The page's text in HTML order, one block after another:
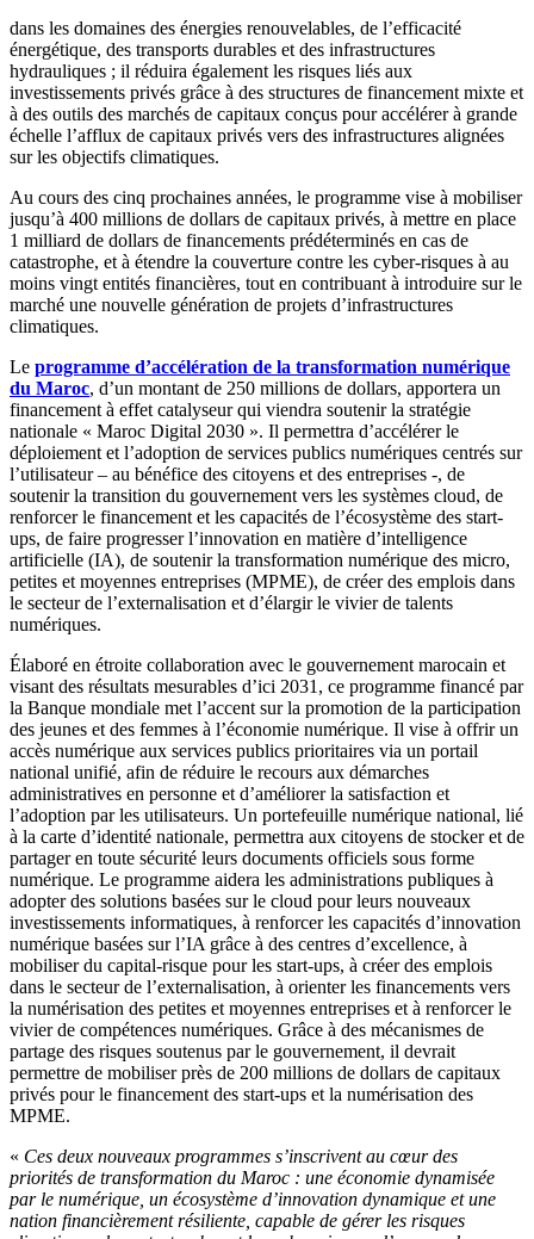
dans les domaines des énergies renouvelables, de l’efficacité
énergétique, des transports durables et des infrastructures
hydrauliques ; il réduira également les risques liés aux
investissements privés grâce à des structures de financement mixte et
à des outils des marchés de capitaux conçus pour accélérer à grande
échelle l’afflux de capitaux privés vers des infrastructures alignées
sur les objectifs climatiques.
Au cours des cinq prochaines années, le programme vise à mobiliser
jusqu’à 400 millions de dollars de capitaux privés, à mettre en place
1 milliard de dollars de financements prédéterminés en cas de
catastrophe, et à étendre la couverture contre les cyber-risques à au
moins vingt entités financières, tout en contribuant à introduire sur le
marché une nouvelle génération de projets d’infrastructures
climatiques.
Le programme d’accélération de la transformation numérique
du Maroc, d’un montant de 250 millions de dollars, apportera un
financement à effet catalyseur qui viendra soutenir la stratégie
nationale « Maroc Digital 2030 ». Il permettra d’accélérer le
déploiement et l’adoption de services publics numériques centrés sur
l’utilisateur – au bénéfice des citoyens et des entreprises -, de
soutenir la transition du gouvernement vers les systèmes cloud, de
renforcer le financement et les capacités de l’écosystème des start-
ups, de faire progresser l’innovation en matière d’intelligence
artificielle (IA), de soutenir la transformation numérique des micro,
petites et moyennes entreprises (MPME), de créer des emplois dans
le secteur de l’externalisation et d’élargir le vivier de talents
numériques.
Élaboré en étroite collaboration avec le gouvernement marocain et
visant des résultats mesurables d’ici 2031, ce programme financé par
la Banque mondiale met l’accent sur la promotion de la participation
des jeunes et des femmes à l’économie numérique. Il vise à offrir un
accès numérique aux services publics prioritaires via un portail
national unifié, afin de réduire le recours aux démarches
administratives en personne et d’améliorer la satisfaction et
l’adoption par les utilisateurs. Un portefeuille numérique national, lié
à la carte d’identité nationale, permettra aux citoyens de stocker et de
partager en toute sécurité leurs documents officiels sous forme
numérique. Le programme aidera les administrations publiques à
adopter des solutions basées sur le cloud pour leurs nouveaux
investissements informatiques, à renforcer les capacités d’innovation
numérique basées sur l’IA grâce à des centres d’excellence, à
mobiliser du capital-risque pour les start-ups, à créer des emplois
dans le secteur de l’externalisation, à orienter les financements vers
la numérisation des petites et moyennes entreprises et à renforcer le
vivier de compétences numériques. Grâce à des mécanismes de
partage des risques soutenus par le gouvernement, il devrait
permettre de mobiliser près de 200 millions de dollars de capitaux
privés pour le financement des start-ups et la numérisation des
MPME.
« Ces deux nouveaux programmes s’inscrivent au cœur des
priorités de transformation du Maroc : une économie dynamisée
par le numérique, un écosystème d’innovation dynamique et une
nation financièrement résiliente, capable de gérer les risques